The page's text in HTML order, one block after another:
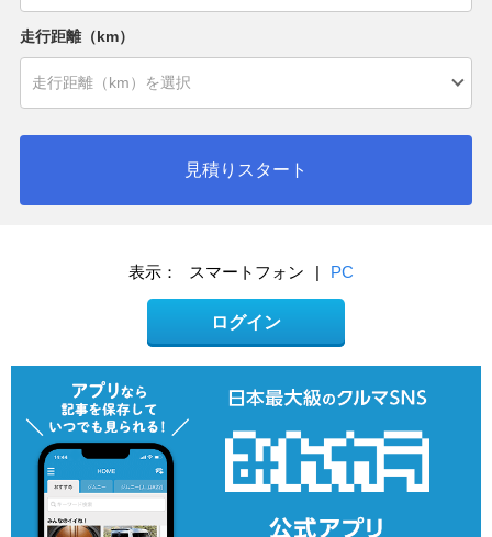
走行距離（km）
見積りスタート
表示： スマートフォン | PC
ログイン